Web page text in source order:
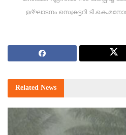
ഉദ്ഘാടനം സെക്രട്ടറി
Related News